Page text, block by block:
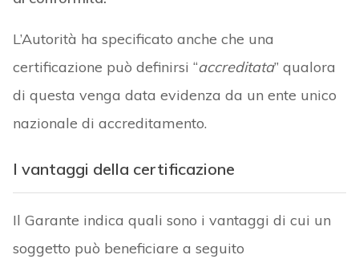
L’Autorità ha specificato anche che una
certificazione può definirsi “accreditata” qualora
di questa venga data evidenza da un ente unico
nazionale di accreditamento.
I vantaggi della certificazione
Il Garante indica quali sono i vantaggi di cui un
soggetto può beneficiare a seguito